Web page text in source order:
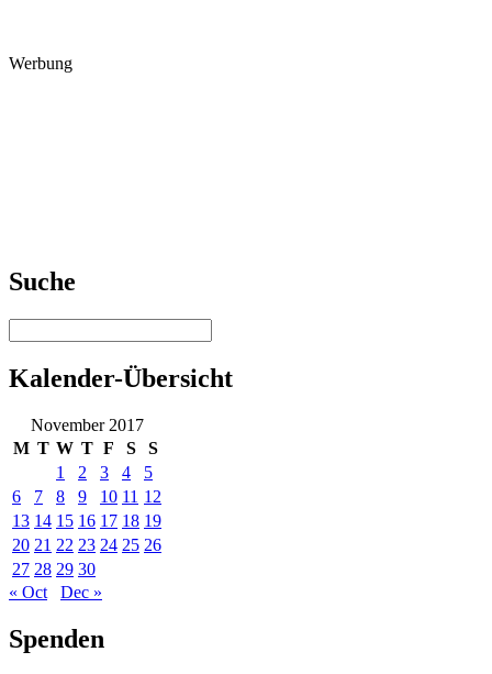
Werbung
Suche
Kalender-Übersicht
November 2017
M T W T F S
S
1
2 3 4
5
6
7 8 9 10 11 12
13 14 15 16 17 18 19
20 21 22 23 24 25 26
27 28 29 30
« Oct
Dec »
Spenden